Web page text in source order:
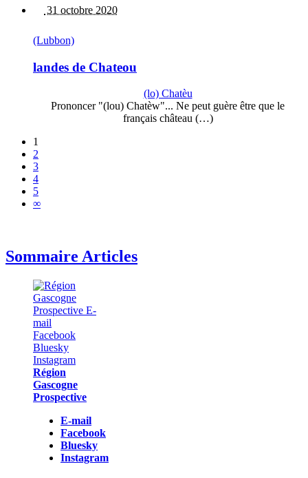
31 octobre 2020
(Lubbon)
landes de Chateou
(lo) Chatèu
Prononcer "(lou) Chatèw"... Ne peut guère être que le
français château (…)
1
2
3
4
5
∞
Sommaire Articles
Région
Gascogne
Prospective
E-mail
Facebook
Bluesky
Instagram